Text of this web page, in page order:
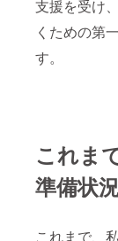
支援を受け
くための第
す。
これま
準備状
これまで、